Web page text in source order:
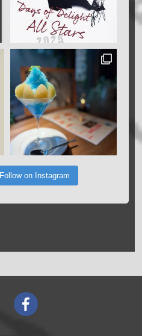
Follow on Instagram